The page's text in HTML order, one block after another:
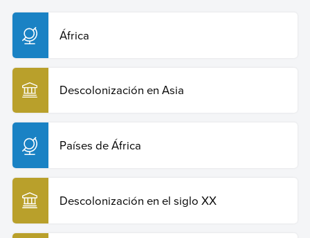
Recuperado el 29 de julio de 2026 de
https://humanidades.com/descolonizacion-en-africa/
Copiar cita
África
Descolonización en Asia
Países de África
Descolonización en el siglo XX